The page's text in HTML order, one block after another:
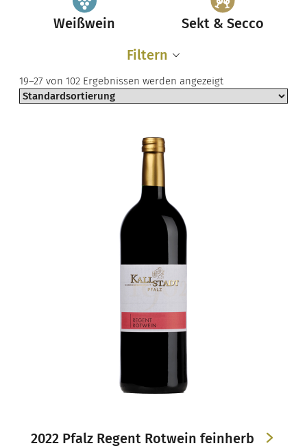
Weißwein
Sekt & Secco
Filtern
19–27 von 102 Ergebnissen werden angezeigt
2022 Pfalz Regent Rotwein feinherb